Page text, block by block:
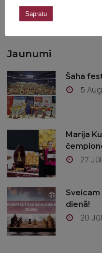
Treneru seminārs
Jaunumi
Šaha
5
Marija
27
dienā!
20
Sapratu